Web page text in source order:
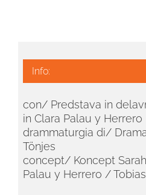
Info:
con/ Predstava in
in Clara Palau y Herrero
drammaturgia di/
Tönjes
concept/ Koncept
Palau y Herrero /